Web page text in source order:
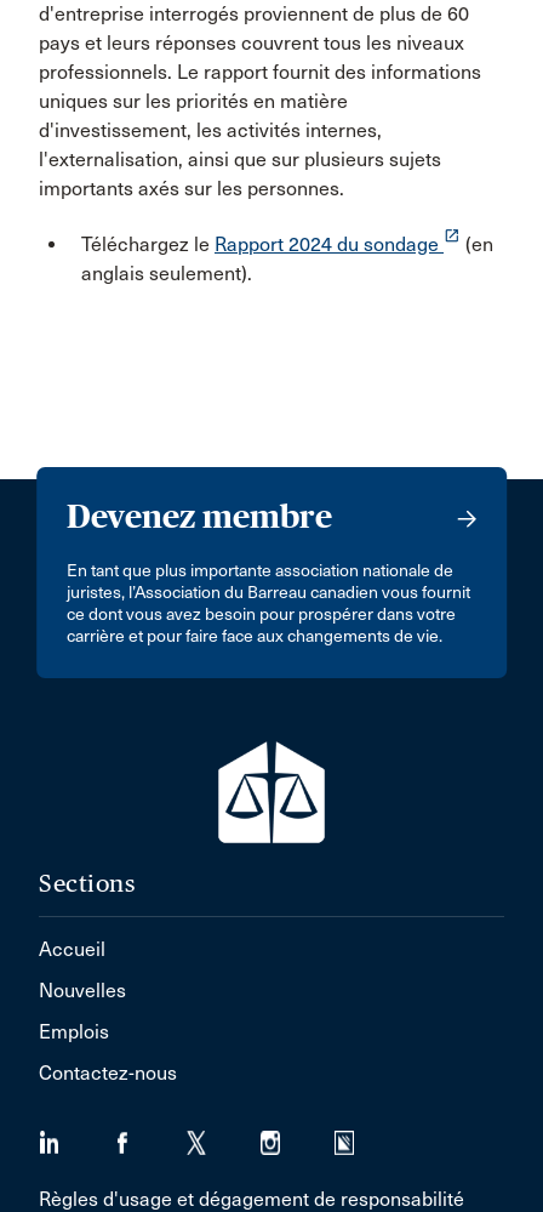
d'entreprise interrogés proviennent de plus de 60
pays et leurs réponses couvrent tous les niveaux
professionnels. Le rapport fournit des informations
uniques sur les priorités en matière
d'investissement, les activités internes,
l'externalisation, ainsi que sur plusieurs sujets
importants axés sur les personnes.
Téléchargez le Rapport 2024 du sondage launch (en
anglais seulement).
Devenez membre
En tant que plus importante association nationale de
juristes, l’Association du Barreau canadien vous fournit
ce dont vous avez besoin pour prospérer dans votre
carrière et pour faire face aux changements de vie.
Sections
Accueil
Nouvelles
Emplois
Contactez-nous
Règles d'usage et dégagement de responsabilité